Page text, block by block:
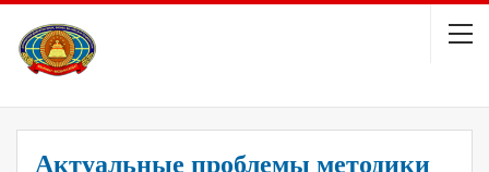
Актуальные проблемы методики